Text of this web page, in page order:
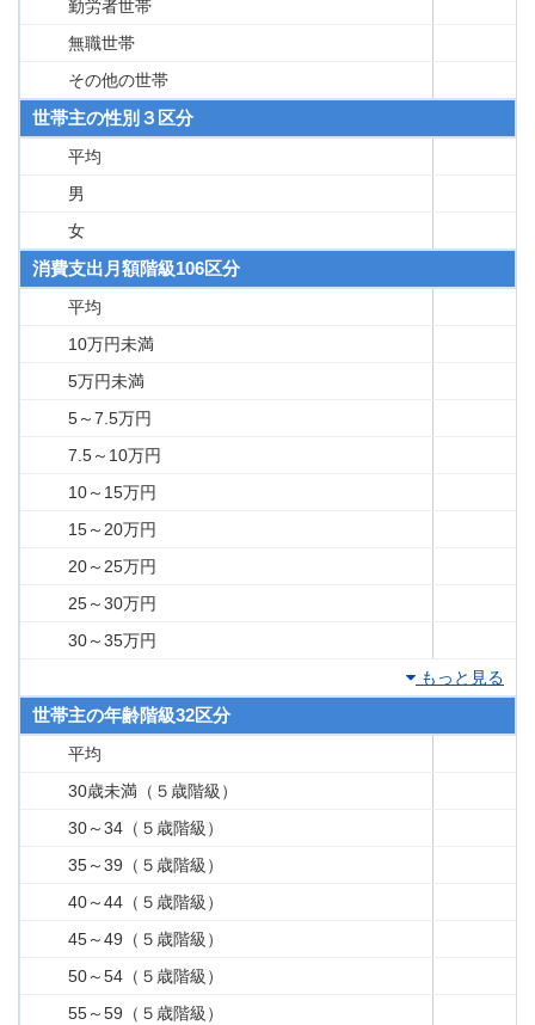
勤労者世帯
無職世帯
その他の世帯
世帯主の性別３区分
平均
男
女
消費支出月額階級106区分
平均
10万円未満
5万円未満
5～7.5万円
7.5～10万円
10～15万円
15～20万円
20～25万円
25～30万円
30～35万円
もっと見る
世帯主の年齢階級32区分
平均
30歳未満（５歳階級）
30～34（５歳階級）
35～39（５歳階級）
40～44（５歳階級）
45～49（５歳階級）
50～54（５歳階級）
55～59（５歳階級）